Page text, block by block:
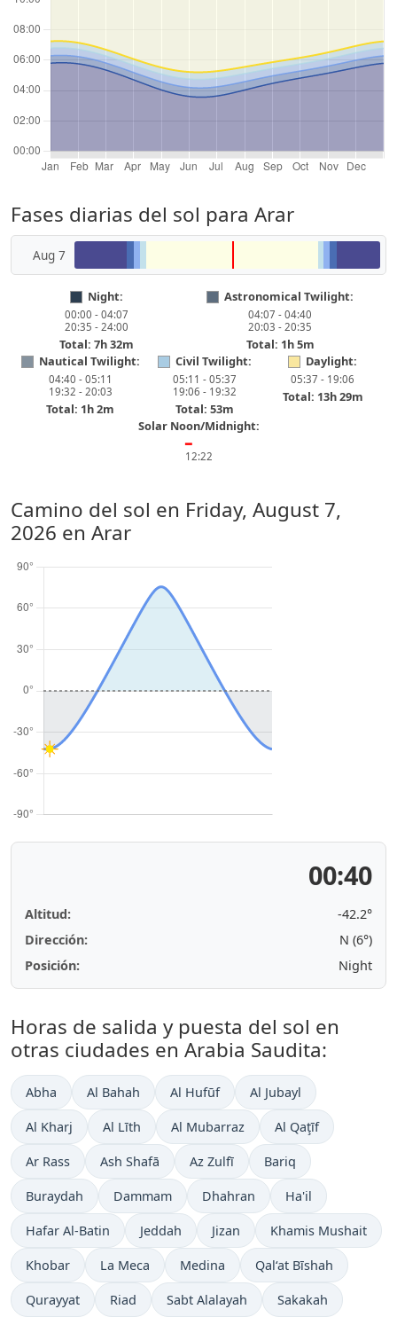
Fases diarias del sol para Arar
Aug 7
Night:
00:00 - 04:07
20:35 - 24:00
Total: 7h 32m
Astronomical Twilight:
04:07 - 04:40
20:03 - 20:35
Total: 1h 5m
Nautical Twilight:
04:40 - 05:11
19:32 - 20:03
Total: 1h 2m
Civil Twilight:
05:11 - 05:37
19:06 - 19:32
Total: 53m
Daylight:
05:37 - 19:06
Total: 13h 29m
Solar Noon/Midnight:
━
12:22
Camino del sol en Friday, August 7,
2026 en Arar
00:40
Altitud:
-42.2°
Dirección:
N (6°)
Posición:
Night
Horas de salida y puesta del sol en
otras ciudades en Arabia Saudita:
Abha Al Bahah Al Hufūf Al Jubayl
Al Kharj Al Līth Al Mubarraz Al Qaţīf
Ar Rass Ash Shafā Az Zulfī Bariq
Buraydah Dammam Dhahran Ha'il
Hafar Al-Batin Jeddah Jizan Khamis Mushait
Khobar La Meca Medina Qal‘at Bīshah
Qurayyat Riad Sabt Alalayah Sakakah